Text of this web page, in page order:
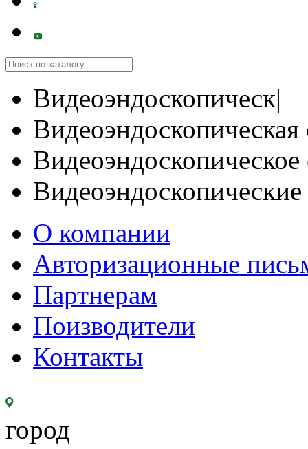
Видеоэндоскопическ|
Видеоэндоскопическая
О компании
Авторизационные
Партнерам
Поизводители
Контакты
город